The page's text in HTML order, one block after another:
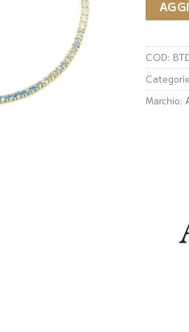
COD:
Marchio: